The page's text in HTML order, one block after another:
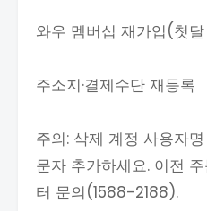
와우 멤버십 재가입(첫
주소지·결제수단 재등록
주의: 삭제 계정 사용자
문자 추가하세요. 이전
터 문의(1588-2188).